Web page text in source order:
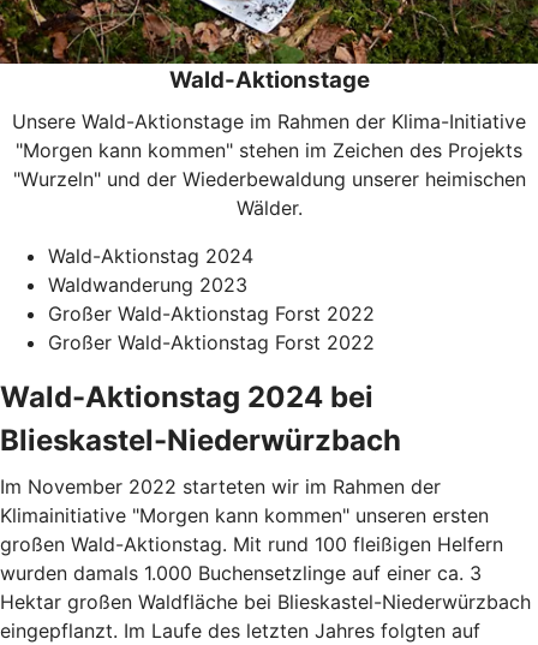
Wald-Aktionstage
Unsere Wald-Aktionstage im Rahmen der Klima-Initiative
"Morgen kann kommen" stehen im Zeichen des Projekts
"Wurzeln" und der Wiederbewaldung unserer heimischen
Wälder.
Wald-Aktionstag 2024
Waldwanderung 2023
Großer Wald-Aktionstag Forst 2022
Großer Wald-Aktionstag Forst 2022
Wald-Aktionstag 2024 bei
Blieskastel-Niederwürzbach
Im November 2022 starteten wir im Rahmen der
Klimainitiative "Morgen kann kommen" unseren ersten
großen Wald-Aktionstag. Mit rund 100 fleißigen Helfern
wurden damals 1.000 Buchensetzlinge auf einer ca. 3
Hektar großen Waldfläche bei Blieskastel-Niederwürzbach
eingepflanzt. Im Laufe des letzten Jahres folgten auf